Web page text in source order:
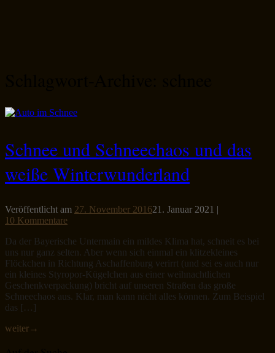
Schnee und Schneechaos und das
weiße Winterwunderland
Veröffentlicht am 27. November 201621. Januar 2021 |
10 Kommentare
Da der Bayerische Untermain ein mildes Klima hat, schneit es bei
uns nur ganz selten. Aber wenn sich einmal ein klitzekleines
Flöckchen in Richtung Aschaffenburg verirrt (und sei es auch nur
ein kleines Styropor-Kügelchen aus einer weihnachtlichen
Geschenkverpackung) bricht auf unseren Straßen das große
Schneechaos aus. Klar, man kann nicht alles können. Zum Beispiel
das […]
weiter→